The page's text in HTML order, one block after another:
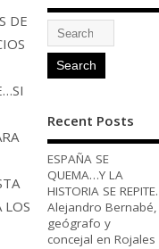
DE
LOS
Recent Posts
ESPAÑA SE
QUEMA…Y LA
HISTORIA SE REPITE.
Alejandro Bernabé,
geógrafo y
concejal en Rojales